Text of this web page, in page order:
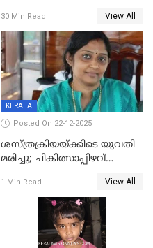
30 Min Read View All
KERALA
Posted On 22-12-2025
ശസ്ത്രക്രിയയ്‌ക്കിടെ യുവതി
മരിച്ചു; ചികിത്സാപ്പിഴവ്
സംഭവം മാവേലിക്കരയിൽ
1 Min Read View All